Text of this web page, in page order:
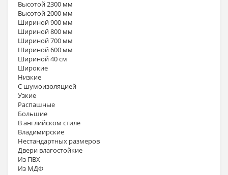
Высотой 2300 мм
Высотой 2000 мм
Шириной 900 мм
Шириной 800 мм
Шириной 700 мм
Шириной 600 мм
Шириной 40 см
Широкие
Низкие
С шумоизоляцией
Узкие
Распашные
Большие
В английском стиле
Владимирские
Нестандартных размеров
Двери влагостойкие
Из ПВХ
Из МДФ